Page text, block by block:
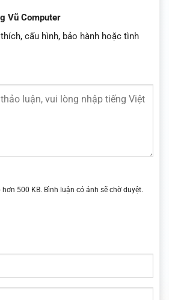
Vũ Computer
cấu hình, bảo hành hoặc tình
500 KB. Bình luận có ảnh sẽ chờ duyệt.